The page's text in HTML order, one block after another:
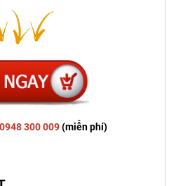
0948 300 009(miễn phí)